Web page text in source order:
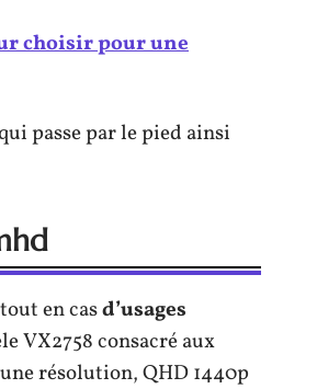
choisir pour une
passe par le pied ainsi
en casd’usages
VX2758 consacré aux
résolution, QHD 1440p